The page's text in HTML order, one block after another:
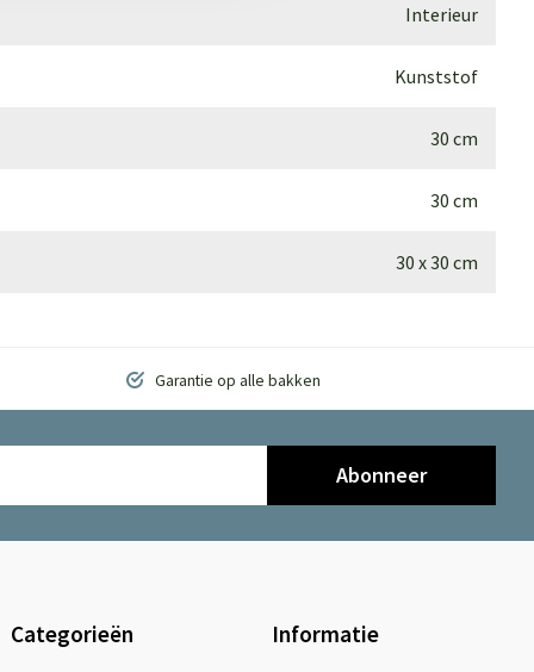
Interieur
Kunststof
30 cm
30 cm
30 x 30 cm
Garantie op alle bakken
Abonneer
Categorieën Informatie